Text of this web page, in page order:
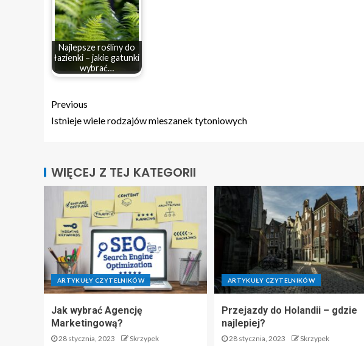
Najlepsze rośliny do
łazienki – jakie gatunki
wybrać…
Previous
Istnieje wiele rodzajów mieszanek tytoniowych
WIĘCEJ Z TEJ KATEGORII
ARTYKUŁY CZYTELNIKÓW
Jak wybrać Agencję
Marketingową?
28 stycznia, 2023 Skrzypek
ARTYKUŁY CZYTELNIKÓW
Przejazdy do Holandii – gdzie
najlepiej?
28 stycznia, 2023 Skrzypek